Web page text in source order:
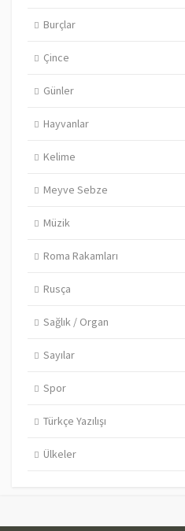
Burçlar
Çince
Günler
Hayvanlar
Kelime
Meyve Sebze
Müzik
Roma Rakamları
Rusça
Sağlık / Organ
Sayılar
Spor
Türkçe Yazılışı
Ülkeler